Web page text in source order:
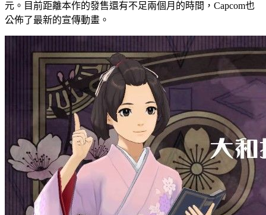
元。目前距離本作的發售還有不足兩個月的時間，Capcom也
公佈了最新的宣傳動畫。